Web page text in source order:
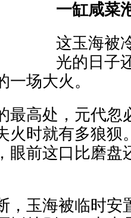
一缸咸菜
这玉海被
光的日子
场大火。
最高处，元代忽
火时就有多狼狈
眼前这口比磨盘
，玉海被临时安